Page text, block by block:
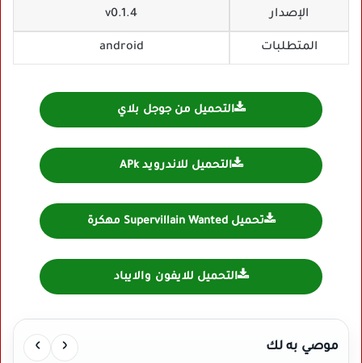
الإصدار v0.1.4
المتطلبات android
التحميل من جوجل بلاي
التحميل للاندرويد APk
تحميل Supervillain Wanted مهكرة
التحميل للايفون والايباد
موصي به لك ‹
›